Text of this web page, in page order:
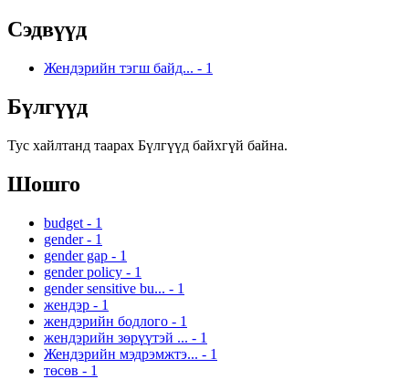
Сэдвүүд
Жендэрийн тэгш байд... - 1
Бүлгүүд
Тус хайлтанд таарах Бүлгүүд байхгүй байна.
Шошго
budget - 1
gender - 1
gender gap - 1
gender policy - 1
gender sensitive bu... - 1
жендэр - 1
жендэрийн бодлого - 1
жендэрийн зөрүүтэй ... - 1
Жендэрийн мэдрэмжтэ... - 1
төсөв - 1